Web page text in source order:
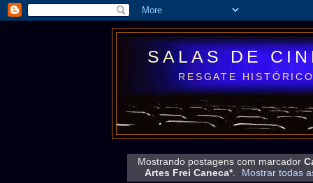
SALAS DE
RESGATE
Mostrando postagens com marcador
Artes Frei Caneca*. Mostrar todas